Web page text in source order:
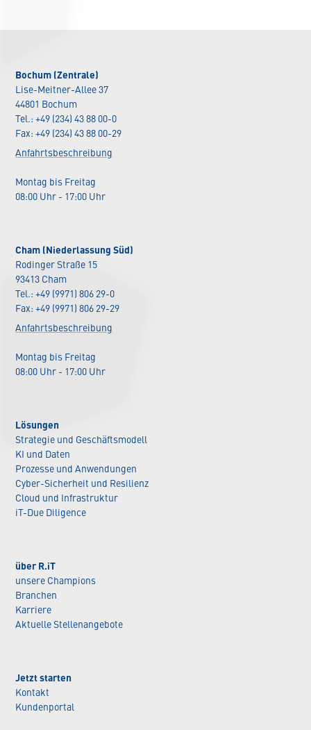
Bochum (Zentrale)
Lise-Meitner-Allee 37
44801 Bochum
Tel.: +49 (234) 43 88 00-0
Fax: +49 (234) 43 88 00-29
Anfahrtsbeschreibung
Montag bis Freitag
08:00 Uhr - 17:00 Uhr
Cham (Niederlassung Süd)
Rodinger Straße 15
93413 Cham
Tel.: +49 (9971) 806 29-0
Fax: +49 (9971) 806 29-29
Anfahrtsbeschreibung
Montag bis Freitag
08:00 Uhr - 17:00 Uhr
Lösungen
Strategie und Geschäftsmodell
KI und Daten
Prozesse und Anwendungen
Cyber-Sicherheit und Resilienz
Cloud und Infrastruktur
iT-Due Diligence
über R.iT
unsere Champions
Branchen
Karriere
Aktuelle Stellenangebote
Jetzt starten
Kontakt
Kundenportal